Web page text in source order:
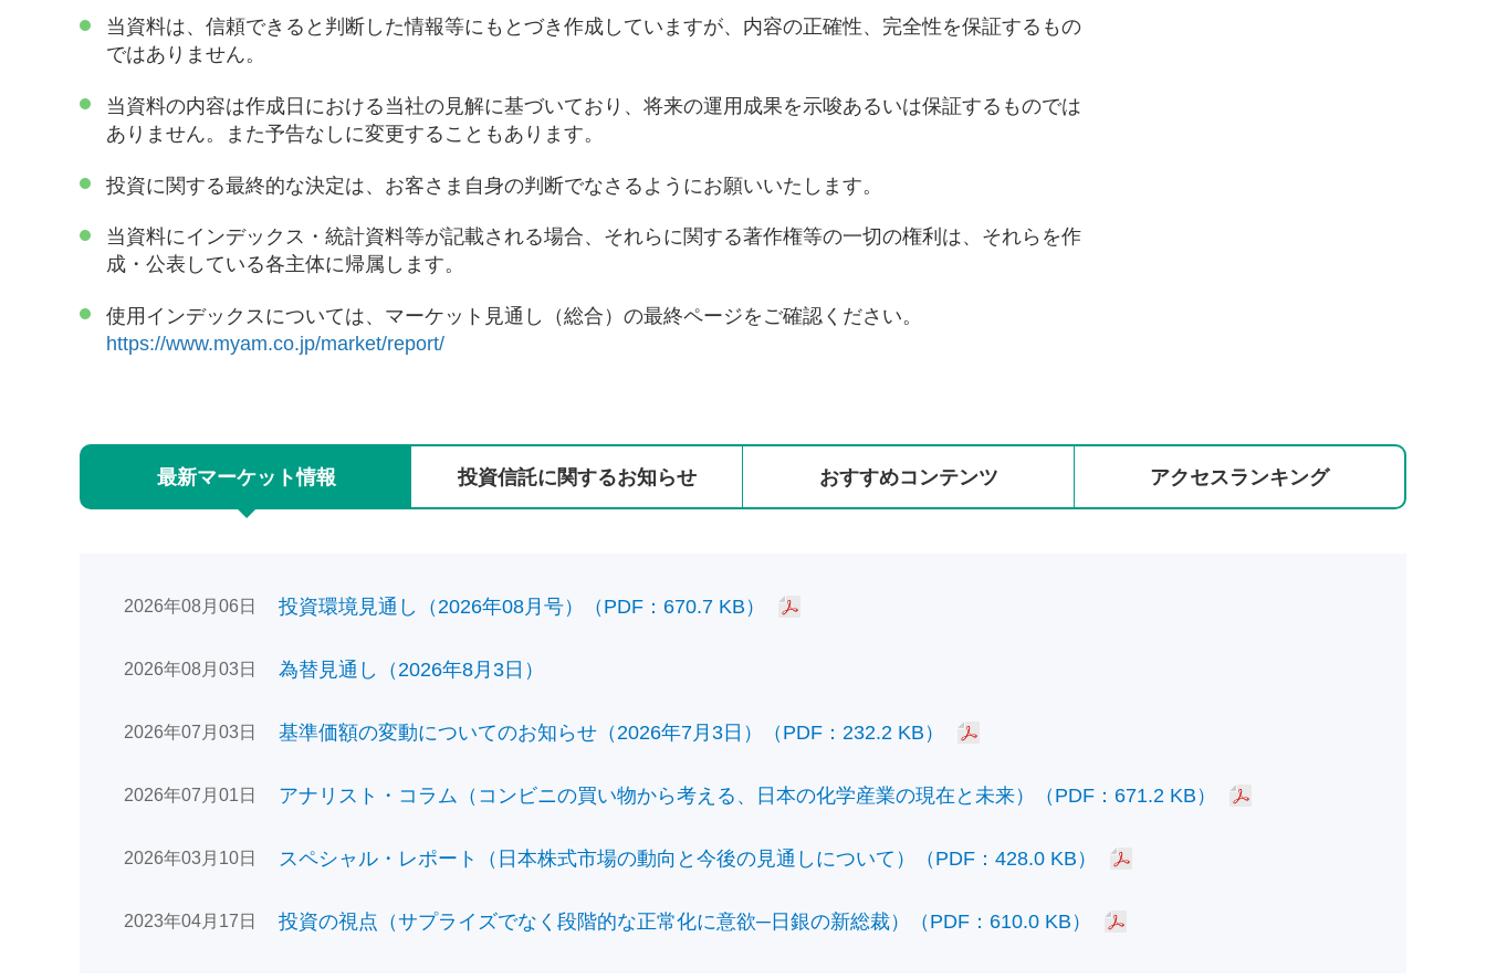
当資料は、信頼できると判断した情報等にもとづき作成していますが、内容の正確性、完全性を保証するもの
ではありません。
当資料の内容は作成日における当社の見解に基づいており、将来の運用成果を示唆あるいは保証するものでは
ありません。また予告なしに変更することもあります。
投資に関する最終的な決定は、お客さま自身の判断でなさるようにお願いいたします。
当資料にインデックス・統計資料等が記載される場合、それらに関する著作権等の一切の権利は、それらを作
成・公表している各主体に帰属します。
使用インデックスについては、マーケット見通し（総合）の最終ページをご確認ください。
https://www.myam.co.jp/market/report/
最新マーケット情報 投資信託に関するお知らせ おすすめコンテンツ アクセスランキング
2026年08月06日 投資環境見通し（2026年08月号）（PDF：670.7 KB）
2026年08月03日 為替見通し（2026年8月3日）
2026年07月03日 基準価額の変動についてのお知らせ（2026年7月3日）（PDF：232.2 KB）
2026年07月01日 アナリスト・コラム（コンビニの買い物から考える、日本の化学産業の現在と未来）（PDF：671.2 KB）
2026年03月10日 スペシャル・レポート（日本株式市場の動向と今後の見通しについて）（PDF：428.0 KB）
2023年04月17日 投資の視点（サプライズでなく段階的な正常化に意欲─日銀の新総裁）（PDF：610.0 KB）